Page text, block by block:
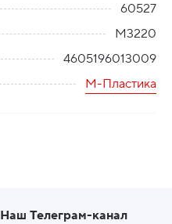
60527
М3220
4605196013009
М-Пластика
Наш Телеграм-канал